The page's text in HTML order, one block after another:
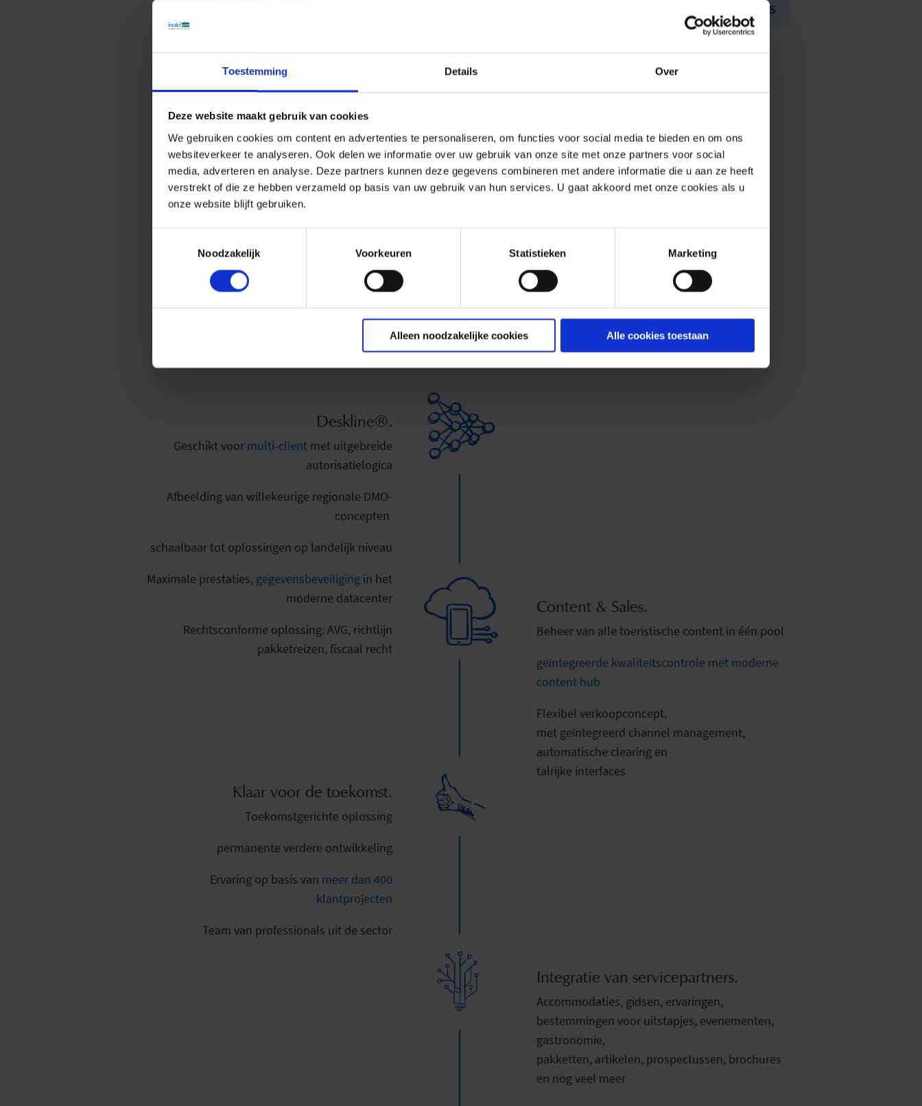
Toestemming Details Over
Deze website maakt gebruik van cookies
We gebruiken cookies om content en advertenties te personaliseren, om functies voor social media te bieden en om ons
websiteverkeer te analyseren. Ook delen we informatie over uw gebruik van onze site met onze partners voor social
media, adverteren en analyse. Deze partners kunnen deze gegevens combineren met andere informatie die u aan ze heeft
verstrekt of die ze hebben verzameld op basis van uw gebruik van hun services. U gaat akkoord met onze cookies als u
onze website blijft gebruiken.
Noodzakelijk
Voorkeuren Statistieken Marketing
Alleen noodzakelijke cookies Alle cookies toestaan
Download interfacepartners in CMS & PMS
Referenties.
Voordelen & Functies.
Deskline®.
Geschikt voor multi-client met uitgebreide
autorisatielogica
Afbeelding van willekeurige regionale DMO-
concepten
schaalbaar tot oplossingen op landelijk niveau
Maximale prestaties, gegevensbeveiliging in het
moderne datacenter
Rechtsconforme oplossing: AVG, richtlijn
pakketreizen, fiscaal recht
Content & Sales.
Beheer van alle toeristische content in één pool
geïntegreerde kwaliteitscontrole met moderne
content hub
Flexibel verkoopconcept,
met geïntegreerd channel management,
automatische clearing en
talrijke interfaces
Klaar voor de toekomst.
Toekomstgerichte oplossing
permanente verdere ontwikkeling
Ervaring op basis van meer dan 400
klantprojecten
Team van professionals uit de sector
Integratie van servicepartners.
Accommodaties, gidsen, ervaringen,
bestemmingen voor uitstapjes, evenementen,
gastronomie,
pakketten, artikelen, prospectussen, brochures
en nog veel meer